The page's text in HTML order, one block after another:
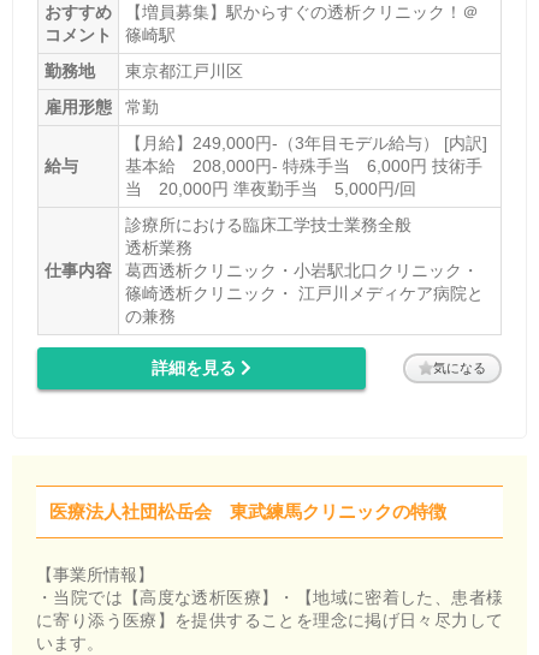
おすすめ
コメント
【増員募集】駅からすぐの透析クリニック！＠
篠崎駅
勤務地
東京都江戸川区
雇用形態
常勤
給与
【月給】249,000円‐（3年目モデル給与） [内訳]
基本給 208,000円‐ 特殊手当 6,000円 技術手
当 20,000円 準夜勤手当 5,000円/回
仕事内容
診療所における臨床工学技士業務全般
透析業務
葛西透析クリニック・小岩駅北口クリニック・
篠崎透析クリニック・ 江戸川メディケア病院と
の兼務
詳細を見る 気になる
医療法人社団松岳会 東武練馬クリニックの特徴
【事業所情報】
・当院では【高度な透析医療】・【地域に密着した、患者様
に寄り添う医療】を提供することを理念に掲げ日々尽力して
います。